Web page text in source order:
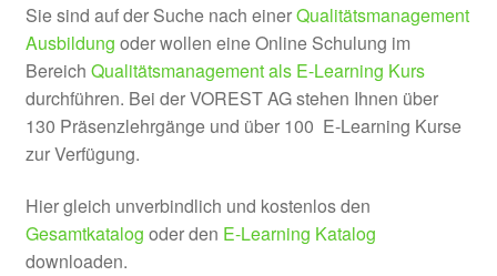
Sie sind auf der Suche nach einerQualitätsmanagement
Ausbildung oder wollen eine Online Schulung im
Bereich Qualitätsmanagement als E-Learning Kurs
durchführen. Bei der VOREST AG stehen Ihnen über
130 Präsenzlehrgänge und über 100 E-Learning Kurse
zur Verfügung.
Hier gleich unverbindlich und kostenlos den
Gesamtkatalog oder den E-Learning Katalog
downloaden.